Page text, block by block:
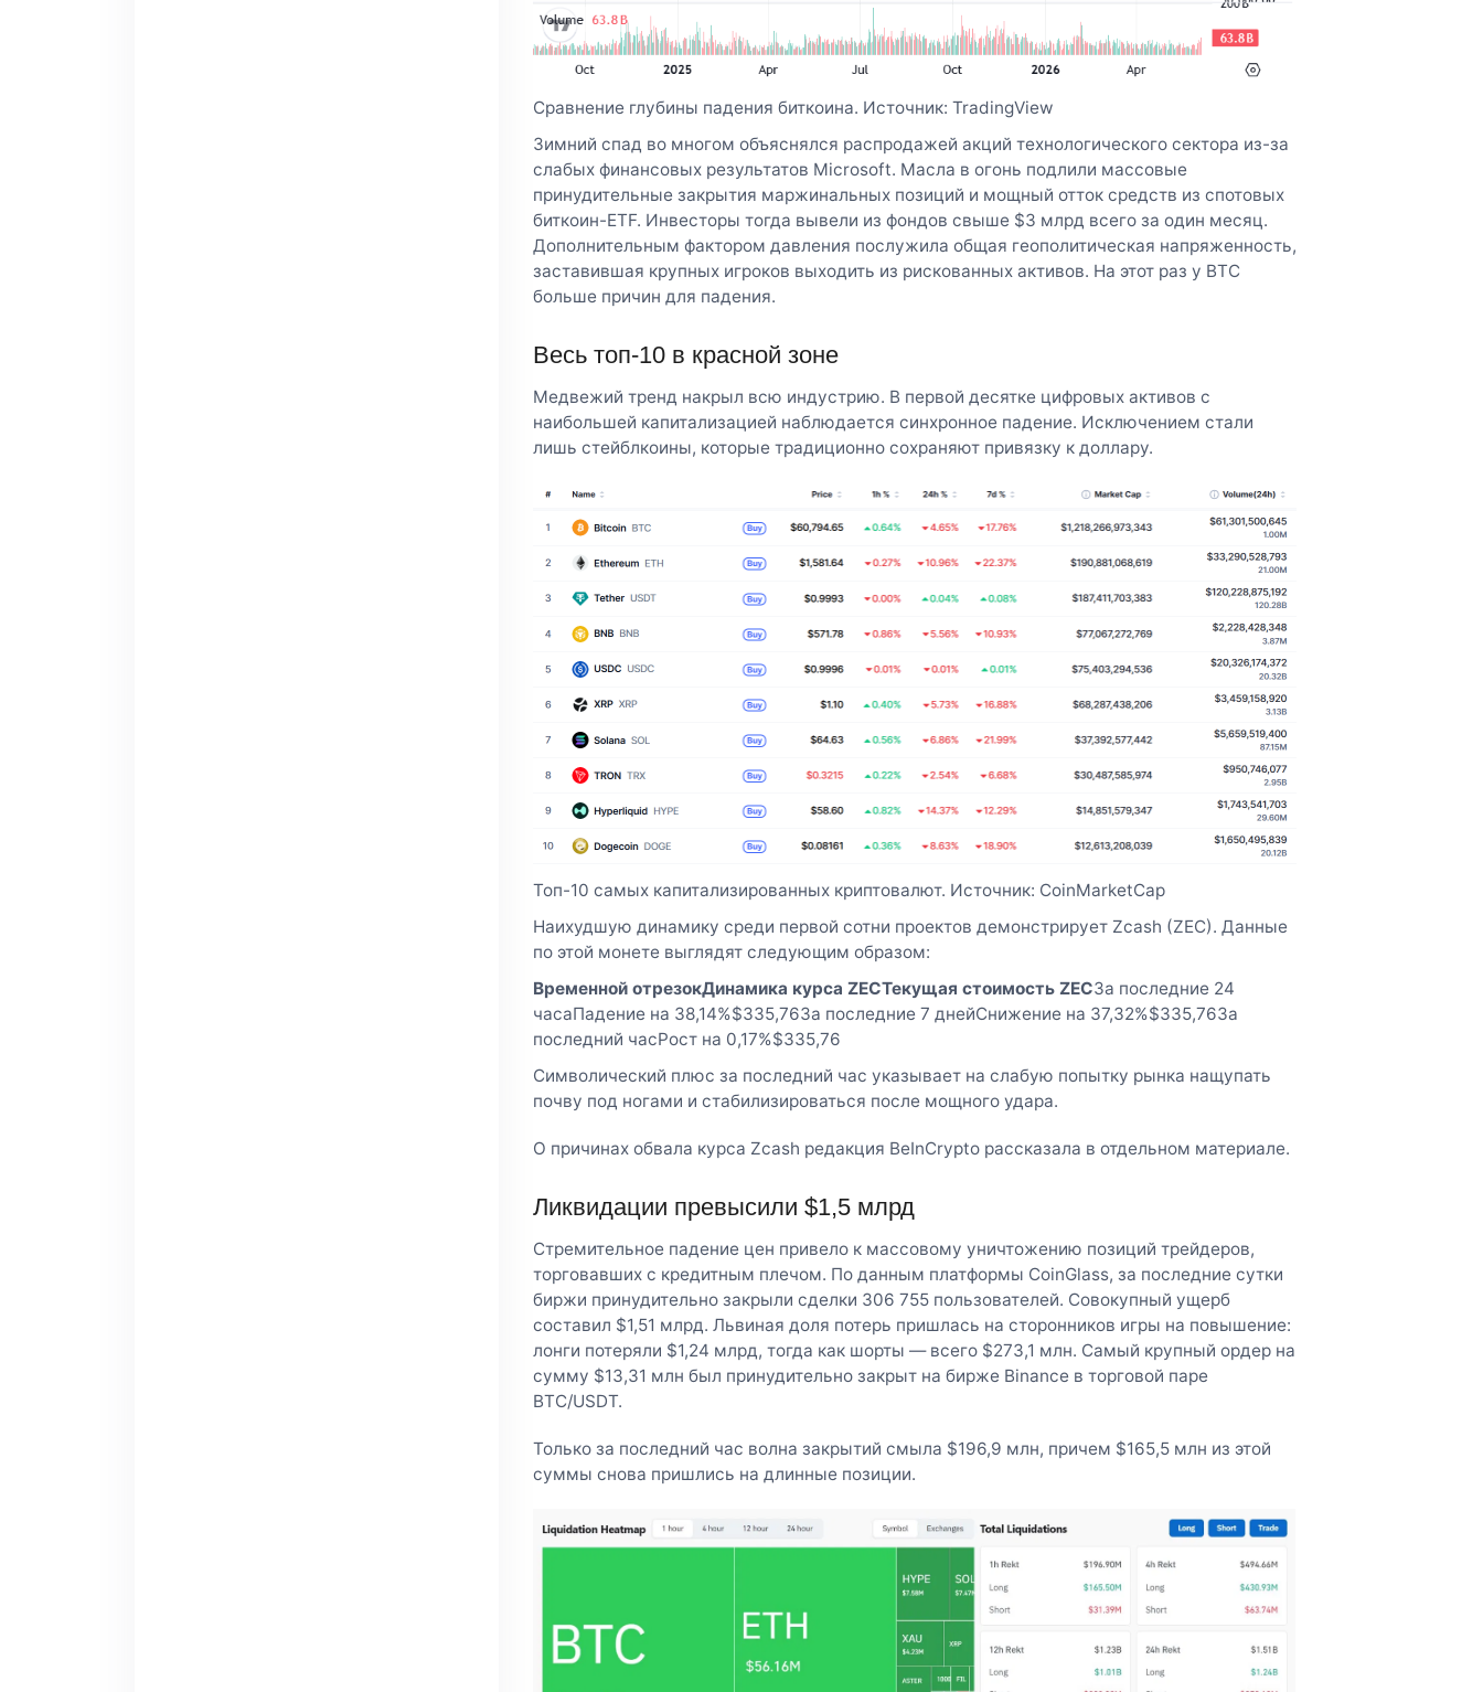
Сравнение глубины падения биткоина. Источник: TradingView
Зимний спад во многом объяснялся распродажей акций технологического сектора из-за
слабых финансовых результатов Microsoft. Масла в огонь подлили массовые
принудительные закрытия маржинальных позиций и мощный отток средств из спотовых
биткоин-ETF. Инвесторы тогда вывели из фондов свыше $3 млрд всего за один месяц.
Дополнительным фактором давления послужила общая геополитическая напряженность,
заставившая крупных игроков выходить из рискованных активов. На этот раз у BTC
больше причин для падения.
Весь топ-10 в красной зоне
Медвежий тренд накрыл всю индустрию. В первой десятке цифровых активов с
наибольшей капитализацией наблюдается синхронное падение. Исключением стали
лишь стейблкоины, которые традиционно сохраняют привязку к доллару.
Топ-10 самых капитализированных криптовалют. Источник: CoinMarketCap
Наихудшую динамику среди первой сотни проектов демонстрирует Zcash (ZEC). Данные
по этой монете выглядят следующим образом:
Временной отрезокДинамика курса ZECТекущая стоимость ZECЗа последние 24
часаПадение на 38,14%$335,76За последние 7 днейСнижение на 37,32%$335,76За
последний часРост на 0,17%$335,76
Символический плюс за последний час указывает на слабую попытку рынка нащупать
почву под ногами и стабилизироваться после мощного удара.
О причинах обвала курса Zcash редакция BeInCrypto рассказала в отдельном материале.
Ликвидации превысили $1,5 млрд
Стремительное падение цен привело к массовому уничтожению позиций трейдеров,
торговавших с кредитным плечом. По данным платформы CoinGlass, за последние сутки
биржи принудительно закрыли сделки 306 755 пользователей. Совокупный ущерб
составил $1,51 млрд. Львиная доля потерь пришлась на сторонников игры на повышение:
лонги потеряли $1,24 млрд, тогда как шорты — всего $273,1 млн. Самый крупный ордер на
сумму $13,31 млн был принудительно закрыт на бирже Binance в торговой паре
BTC/USDT.
Только за последний час волна закрытий смыла $196,9 млн, причем $165,5 млн из этой
суммы снова пришлись на длинные позиции.